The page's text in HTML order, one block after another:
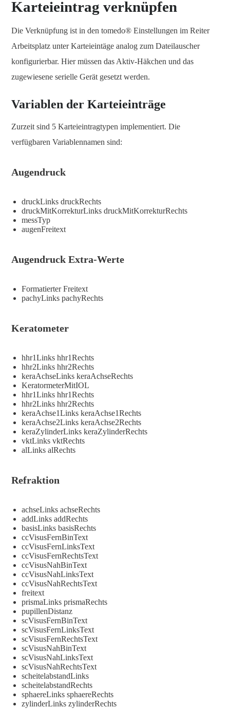
Karteieintrag verknüpfen
Die Verknüpfung ist in den tomedo® Einstellungen im Reiter
Arbeitsplatz unter Karteieintäge analog zum Dateilauscher
konfigurierbar. Hier müssen das Aktiv-Häkchen und das
zugewiesene serielle Gerät gesetzt werden.
Variablen der Karteieinträge
Zurzeit sind 5 Karteieintragtypen implementiert. Die
verfügbaren Variablennamen sind:
Augendruck
druckLinks druckRechts
druckMitKorrekturLinks druckMitKorrekturRechts
messTyp
augenFreitext
Augendruck Extra-Werte
Formatierter Freitext
pachyLinks pachyRechts
Keratometer
hhr1Links hhr1Rechts
hhr2Links hhr2Rechts
keraAchseLinks keraAchseRechts
KeratormeterMitIOL
hhr1Links hhr1Rechts
hhr2Links hhr2Rechts
keraAchse1Links keraAchse1Rechts
keraAchse2Links keraAchse2Rechts
keraZylinderLinks keraZylinderRechts
vktLinks vktRechts
alLinks alRechts
Refraktion
achseLinks achseRechts
addLinks addRechts
basisLinks basisRechts
ccVisusFernBinText
ccVisusFernLinksText
ccVisusFernRechtsText
ccVisusNahBinText
ccVisusNahLinksText
ccVisusNahRechtsText
freitext
prismaLinks prismaRechts
pupillenDistanz
scVisusFernBinText
scVisusFernLinksText
scVisusFernRechtsText
scVisusNahBinText
scVisusNahLinksText
scVisusNahRechtsText
scheitelabstandLinks
scheitelabstandRechts
sphaereLinks sphaereRechts
zylinderLinks zylinderRechts